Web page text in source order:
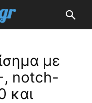
με
notch-
και